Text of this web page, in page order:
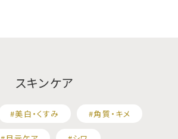
スキンケア
#美白・くすみ #角質・キメ